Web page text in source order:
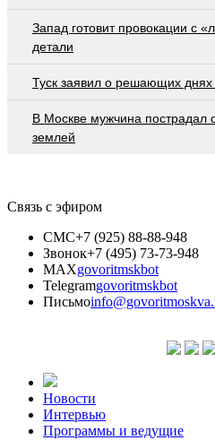
Запад готовит провокации с
детали
Туск заявил о решающих днях
В Москве мужчина пострадал
землей
Связь с эфиром
СМС+7 (925) 88-88-948
Звонок+7 (495) 73-73-948
MAXgovoritmskbot
Telegramgovoritmskbot
Письмо
Новости
Интервью
Программы и ведущие